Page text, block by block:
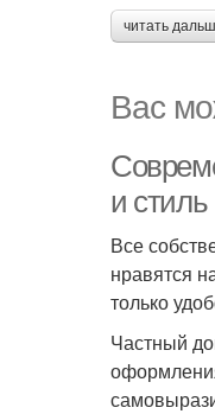
читать
Вас
и стиль
Все
нравятся
только
Частный